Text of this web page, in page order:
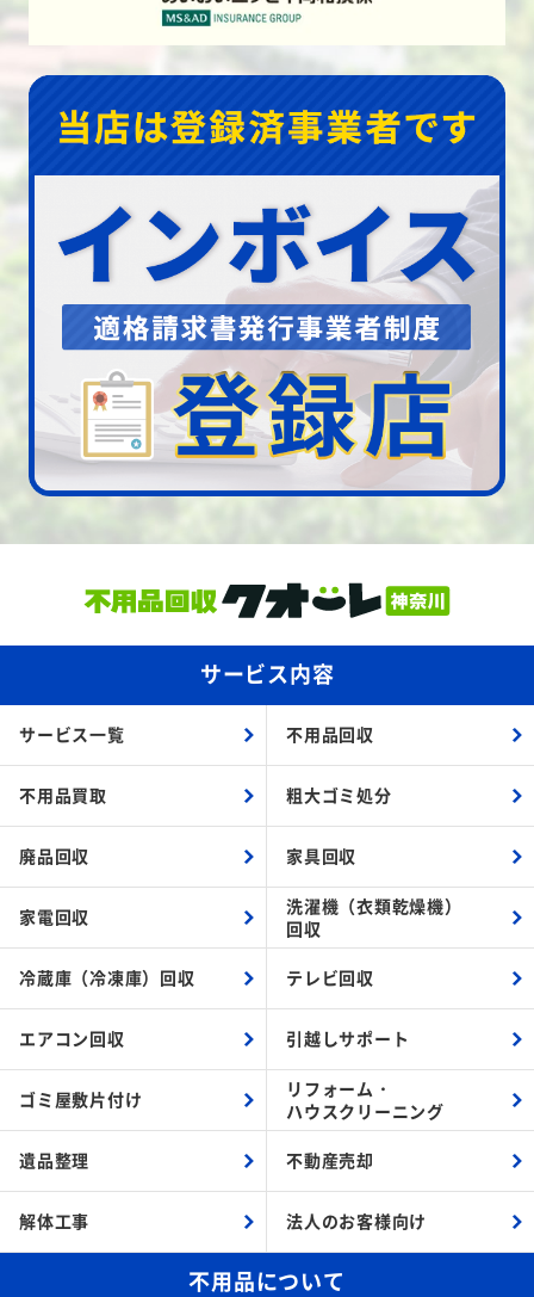
サービス内容
サービス一覧 不用品回収
不用品買取 粗大ゴミ処分
廃品回収 家具回収
家電回収
洗濯機（衣類乾燥機）
回収
冷蔵庫（冷凍庫）回収 テレビ回収
エアコン回収 引越しサポート
ゴミ屋敷片付け
リフォーム・
ハウスクリーニング
遺品整理 不動産売却
解体工事 法人のお客様向け
不用品について